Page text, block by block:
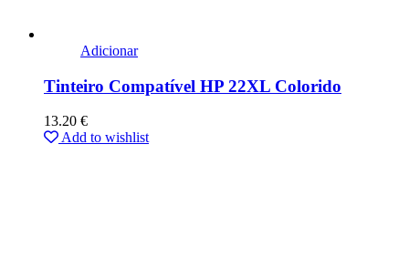
Adicionar
Tinteiro Compatível HP 22XL Colorido
13.20 €
Add to wishlist